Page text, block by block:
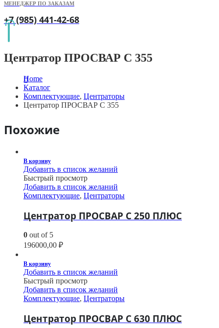
МЕНЕДЖЕР ПО ЗАКАЗАМ
+7 (985) 441-42-68
Центратор ПРОСВАР С 355
Home
Каталог
Комплектующие, Центраторы
Центратор ПРОСВАР С 355
Похожие
В корзину
Добавить в список желаний
Быстрый просмотр
Добавить в список желаний
Комплектующие, Центраторы
Центратор ПРОСВАР С 250 ПЛЮС
0 out of 5
196000,00 ₽
В корзину
Добавить в список желаний
Быстрый просмотр
Добавить в список желаний
Комплектующие, Центраторы
Центратор ПРОСВАР С 630 ПЛЮС